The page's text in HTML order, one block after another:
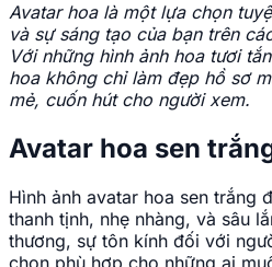
Avatar hoa là một lựa chọn
và sự sáng tạo của bạn trên
Với những hình ảnh hoa tươi
hoa không chỉ làm đẹp hồ sơ
mẻ, cuốn hút cho người xem.
Avatar hoa sen
Hình ảnh avatar hoa sen trắng
thanh tịnh, nhẹ nhàng, và sâu
thương, sự tôn kính đối với